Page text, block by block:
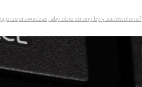
przeprowadzać, aby obie strony były zadowolone?